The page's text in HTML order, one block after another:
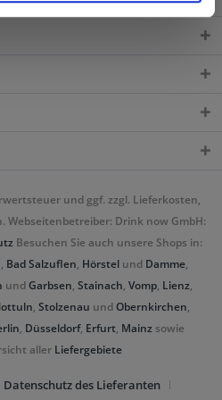
und ggf. zzgl. Lieferkosten,
Webseitenbetreiber: Drink now GmbH:
Besuchen Sie auch unsere Shops in:
, Bad Salzuflen, Hörstel und Damme,
undGarbsen, Stainach, Vomp, Lienz,
, Stolzenau undObernkirchen,
, Düsseldorf, Erfurt, Mainz sowie
aller Liefergebiete
Datenschutz des Lieferanten